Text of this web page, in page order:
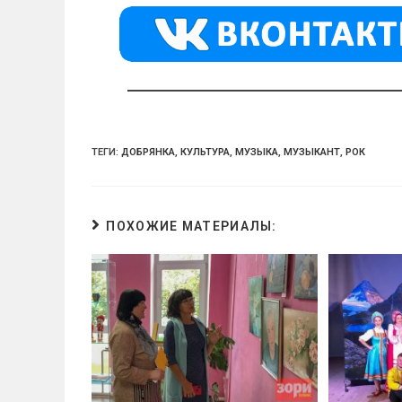
kl
a
ss
ni
a
m
A
p
p
ТЕГИ: ДОБРЯНКА, КУЛЬТУРА, МУЗЫКА, МУЗЫКАНТ, РОК
ПОХОЖИЕ МАТЕРИАЛЫ: